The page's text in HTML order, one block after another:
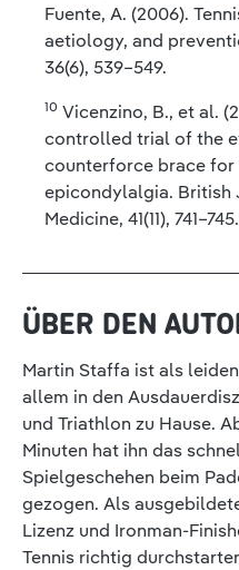
Fuente, A. (2006).
aetiology, and
36(6), 539–549.
10 Vicenzino, B., et al.
controlled trial of the
counterforce brace
epicondylalgia. British
Medicine, 41(11), 741–745.
ÜBER DEN
Martin Staffa ist als
allem in den
und Triathlon zu Hause.
Minuten hat ihn das
Spielgeschehen beim
gezogen. Als
Lizenz und Ironman-
Tennis richtig